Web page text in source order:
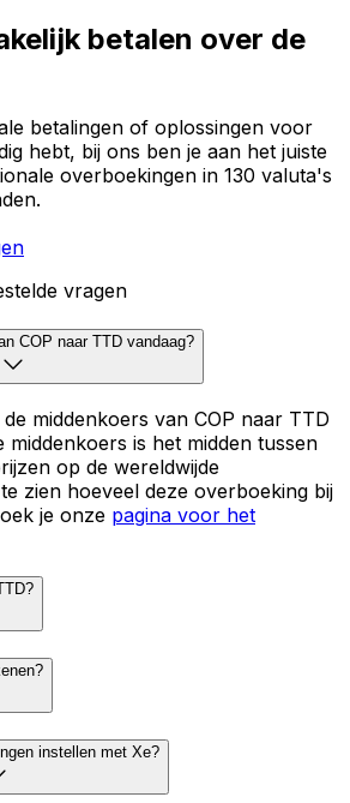
betalen over de
betalingen of oplossingen voor
hebt, bij ons ben je aan het juiste
overboekingen in 130 valuta's
vragen
COP naar TTD vandaag?
middenkoers van COP naar TTD
middenkoers is het midden tussen
op de wereldwijde
zien hoeveel deze overboeking bij
je onze pagina voor het
instellen met Xe?